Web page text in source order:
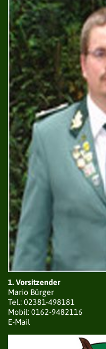
NEUIGKEITEN
GESCHICHTE
SATZUNG
TERMINE
1. Vorsitzender
Mario Bürger
Tel.: 02381-498181
Mobil: 0162-9482116
E-Mail